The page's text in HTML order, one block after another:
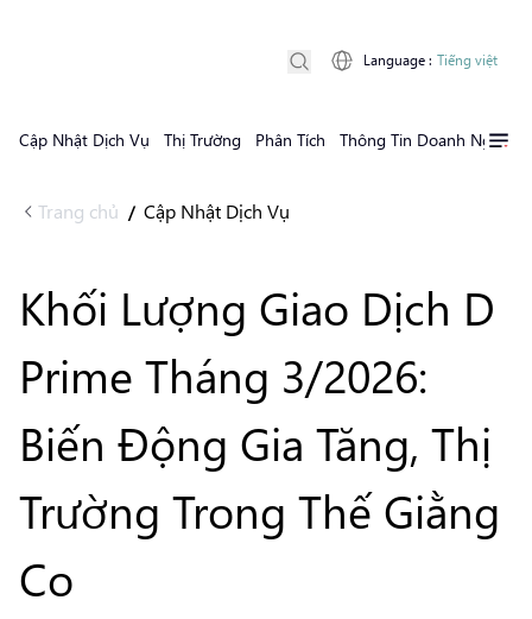
Cập Nhật Dịch Vụ Thị Trường Phân Tích Thông Tin Doanh Nghiệp
Language : Tiếng việt
Trang chủ / Cập Nhật Dịch Vụ
Khối Lượng Giao Dịch D
Prime Tháng 3/2026:
Biến Động Gia Tăng, Thị
Trường Trong Thế Giằng
Co